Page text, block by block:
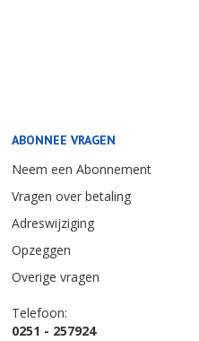
ABONNEE VRAGEN
Neem een Abonnement
Vragen over betaling
Adreswijziging
Opzeggen
Overige vragen
Telefoon:
0251 - 257924